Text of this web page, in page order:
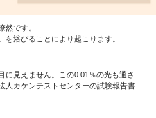
然です。
浴びることにより起こります。
に見えません。この0.01％の光も通さ
人カケンテストセンターの試験報告書